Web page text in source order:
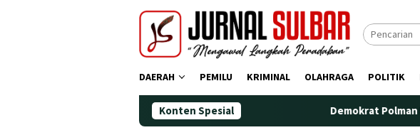
DAERAH PEMILU KRIMINAL OLAHRAGA POLITIK
Konten Spesial Demokrat Polman Peringati